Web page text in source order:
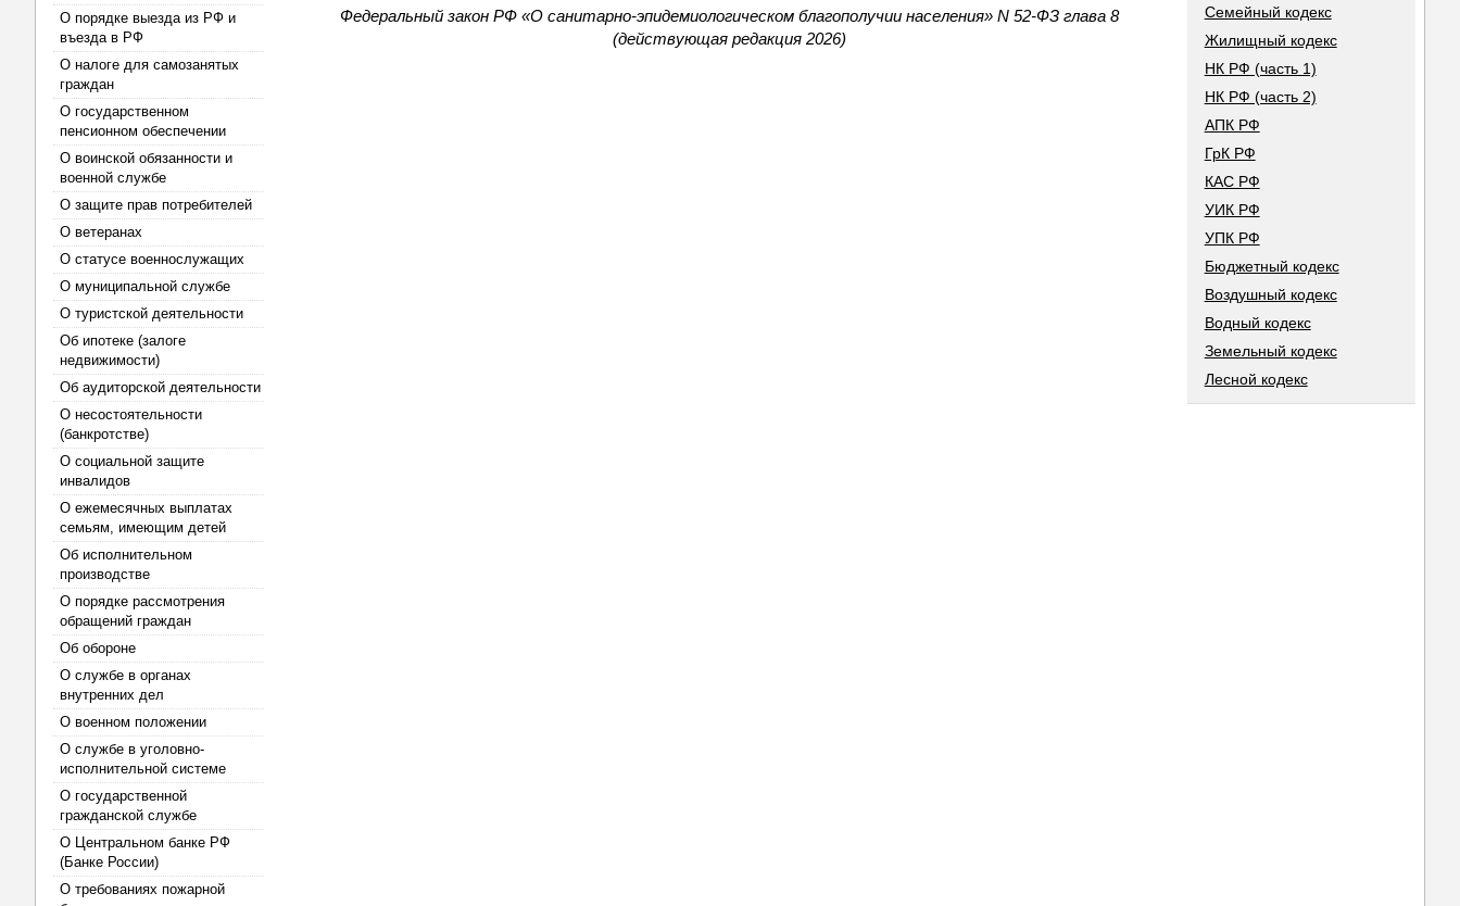
О порядке выезда из РФ и
въезда в РФ
О налоге для самозанятых
граждан
О государственном
пенсионном обеспечении
О воинской обязанности и
военной службе
О защите прав потребителей
О ветеранах
О статусе военнослужащих
О муниципальной службе
О туристской деятельности
Об ипотеке (залоге
недвижимости)
Об аудиторской деятельности
О несостоятельности
(банкротстве)
О социальной защите
инвалидов
О ежемесячных выплатах
семьям, имеющим детей
Об исполнительном
производстве
О порядке рассмотрения
обращений граждан
Об обороне
О службе в органах
внутренних дел
О военном положении
О службе в уголовно-
исполнительной системе
О государственной
гражданской службе
О Центральном банке РФ
(Банке России)
О требованиях пожарной
Федеральный закон РФ «О санитарно-эпидемиологическом благополучии населения» N 52-ФЗ глава 8
(действующая редакция 2026)
Семейный кодекс
Жилищный кодекс
НК РФ (часть 1)
НК РФ (часть 2)
АПК РФ
ГрК РФ
КАС РФ
УИК РФ
УПК РФ
Бюджетный кодекс
Воздушный кодекс
Водный кодекс
Земельный кодекс
Лесной кодекс